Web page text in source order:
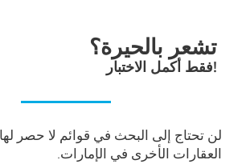
تشعر بالحيرة؟
فقط أكمل الاختبار!
لن تحتاج إلى البحث في قوائم لا حصر
العقارات الأخرى في الإمارات.